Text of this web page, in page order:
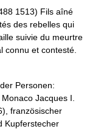
1513) Fils aîné
des rebelles qui
suivie du meurtre
connu et contesté.
Personen:
Jacques I.
französischer
Kupferstecher